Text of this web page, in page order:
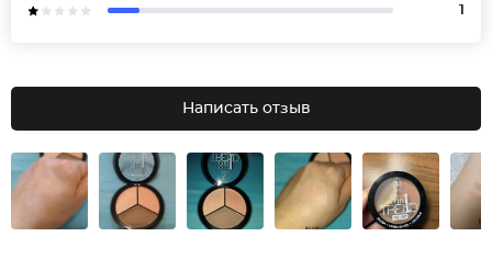
1
Написать отзыв